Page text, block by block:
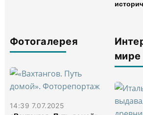
Фотогалерея
14:39 7.07.2025
мире